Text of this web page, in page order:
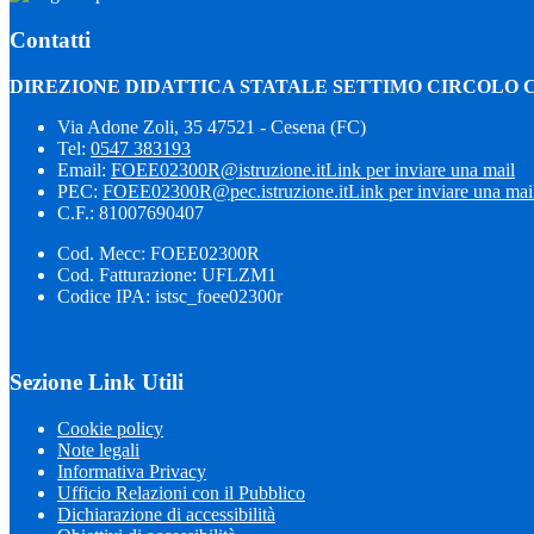
Contatti
DIREZIONE DIDATTICA STATALE SETTIMO CIRCOLO
Via Adone Zoli, 35 47521 - Cesena (FC)
Tel: 0547 383193
Email: FOEE02300R@istruzione.itLink per inviare una mail
PEC: FOEE02300R@pec.istruzione.itLink per inviare una
C.F.: 81007690407
Cod. Mecc: FOEE02300R
Cod. Fatturazione: UFLZM1
Codice IPA: istsc_foee02300r
Sezione Link Utili
Cookie policy
Note legali
Informativa Privacy
Ufficio Relazioni con il Pubblico
Dichiarazione di accessibilità